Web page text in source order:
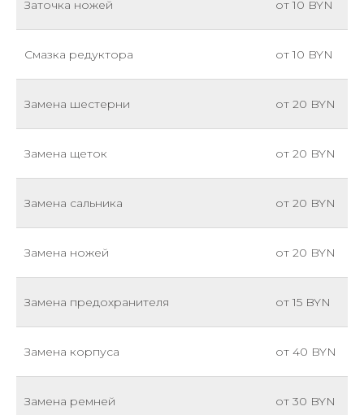
Заточка ножей от 10 BYN
Смазка редуктора от 10 BYN
Замена шестерни от 20 BYN
Замена щеток от 20 BYN
Замена сальника от 20 BYN
Замена ножей от 20 BYN
Замена предохранителя от 15 BYN
Замена корпуса от 40 BYN
Замена ремней от 30 BYN